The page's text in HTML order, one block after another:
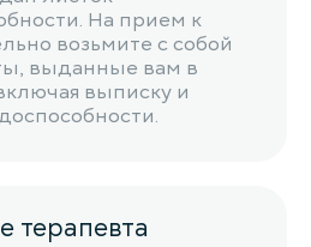
На прием к
возьмите с собой
выданные вам в
выписку и
терапевта